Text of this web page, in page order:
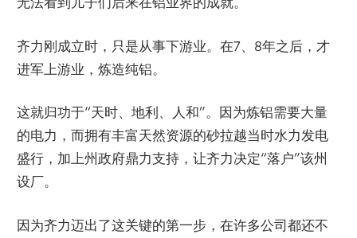
齐力刚成立时，只是从事下游业。在7、8年之后，才
进军上游业，炼造纯铝。
这就归功于“天时、地利、人和”。因为炼铝需要大量
的电力，而拥有丰富天然资源的砂拉越当时水力发电
盛行，加上州政府鼎力支持，让齐力决定“落户”该州
设厂。
因为齐力迈出了这关键的第一步，在许多公司都还不